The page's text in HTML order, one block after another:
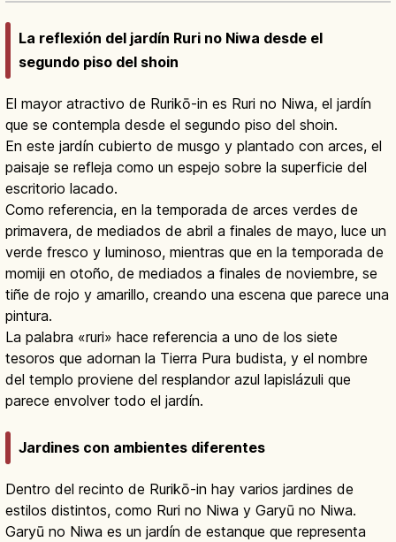
La reflexión del jardín Ruri no Niwa desde el
segundo piso del shoin
El mayor atractivo de Rurikō-in es Ruri no Niwa, el jardín
que se contempla desde el segundo piso del shoin.
En este jardín cubierto de musgo y plantado con arces, el
paisaje se refleja como un espejo sobre la superficie del
escritorio lacado.
Como referencia, en la temporada de arces verdes de
primavera, de mediados de abril a finales de mayo, luce un
verde fresco y luminoso, mientras que en la temporada de
momiji en otoño, de mediados a finales de noviembre, se
tiñe de rojo y amarillo, creando una escena que parece una
pintura.
La palabra «ruri» hace referencia a uno de los siete
tesoros que adornan la Tierra Pura budista, y el nombre
del templo proviene del resplandor azul lapislázuli que
parece envolver todo el jardín.
Jardines con ambientes diferentes
Dentro del recinto de Rurikō-in hay varios jardines de
estilos distintos, como Ruri no Niwa y Garyū no Niwa.
Garyū no Niwa es un jardín de estanque que representa